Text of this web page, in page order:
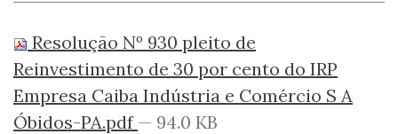
Resolução Nº 930 pleito de
Reinvestimento de 30 por cento do IRP
Empresa Caiba Indústria e Comércio S A
Óbidos-PA.pdf — 94.0 KB